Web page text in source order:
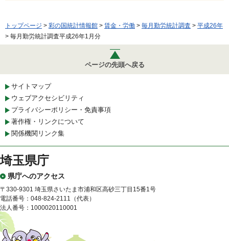
トップページ > 彩の国統計情報館 > 賃金・労働 > 毎月勤労統計調査 > 平成26年
> 毎月勤労統計調査平成26年1月分
ページの先頭へ戻る
サイトマップ
ウェブアクセシビリティ
プライバシーポリシー・免責事項
著作権・リンクについて
関係機関リンク集
埼玉県庁
県庁へのアクセス
〒330-9301 埼玉県さいたま市浦和区高砂三丁目15番1号
電話番号：048-824-2111（代表）
法人番号：1000020110001